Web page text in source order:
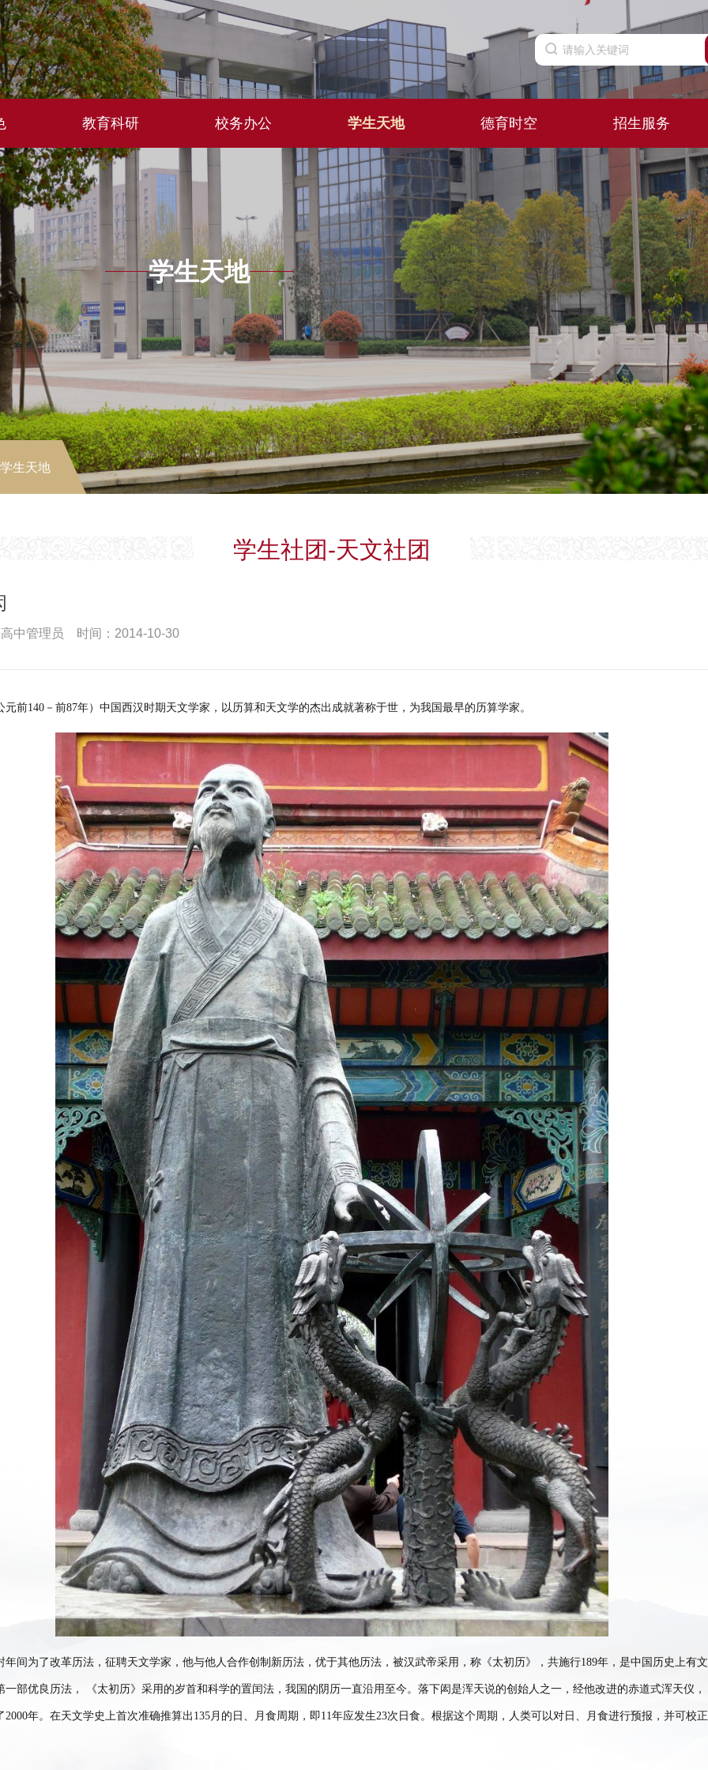
教育科研 校务办公 学生天地 德育时空 招生服务
学生天地
生天地
学生社团-天文社团
中管理员 时间：2014-10-30
元前140－前87年）中国西汉时期天文学家，以历算和天文学的杰出成就著称于世，为我国最早的历算学家。
年间为了改革历法，征聘天文学家，他与他人合作创制新历法，优于其他历法，被汉武帝采用，称《太初历》，共施行189年，是中国历史上有文
一部优良历法， 《太初历》采用的岁首和科学的置闰法，我国的阴历一直沿用至今。落下闳是浑天说的创始人之一，经他改进的赤道式浑天仪，
2000年。在天文学史上首次准确推算出135月的日、月食周期，即11年应发生23次日食。根据这个周期，人类可以对日、月食进行预报，并可校正